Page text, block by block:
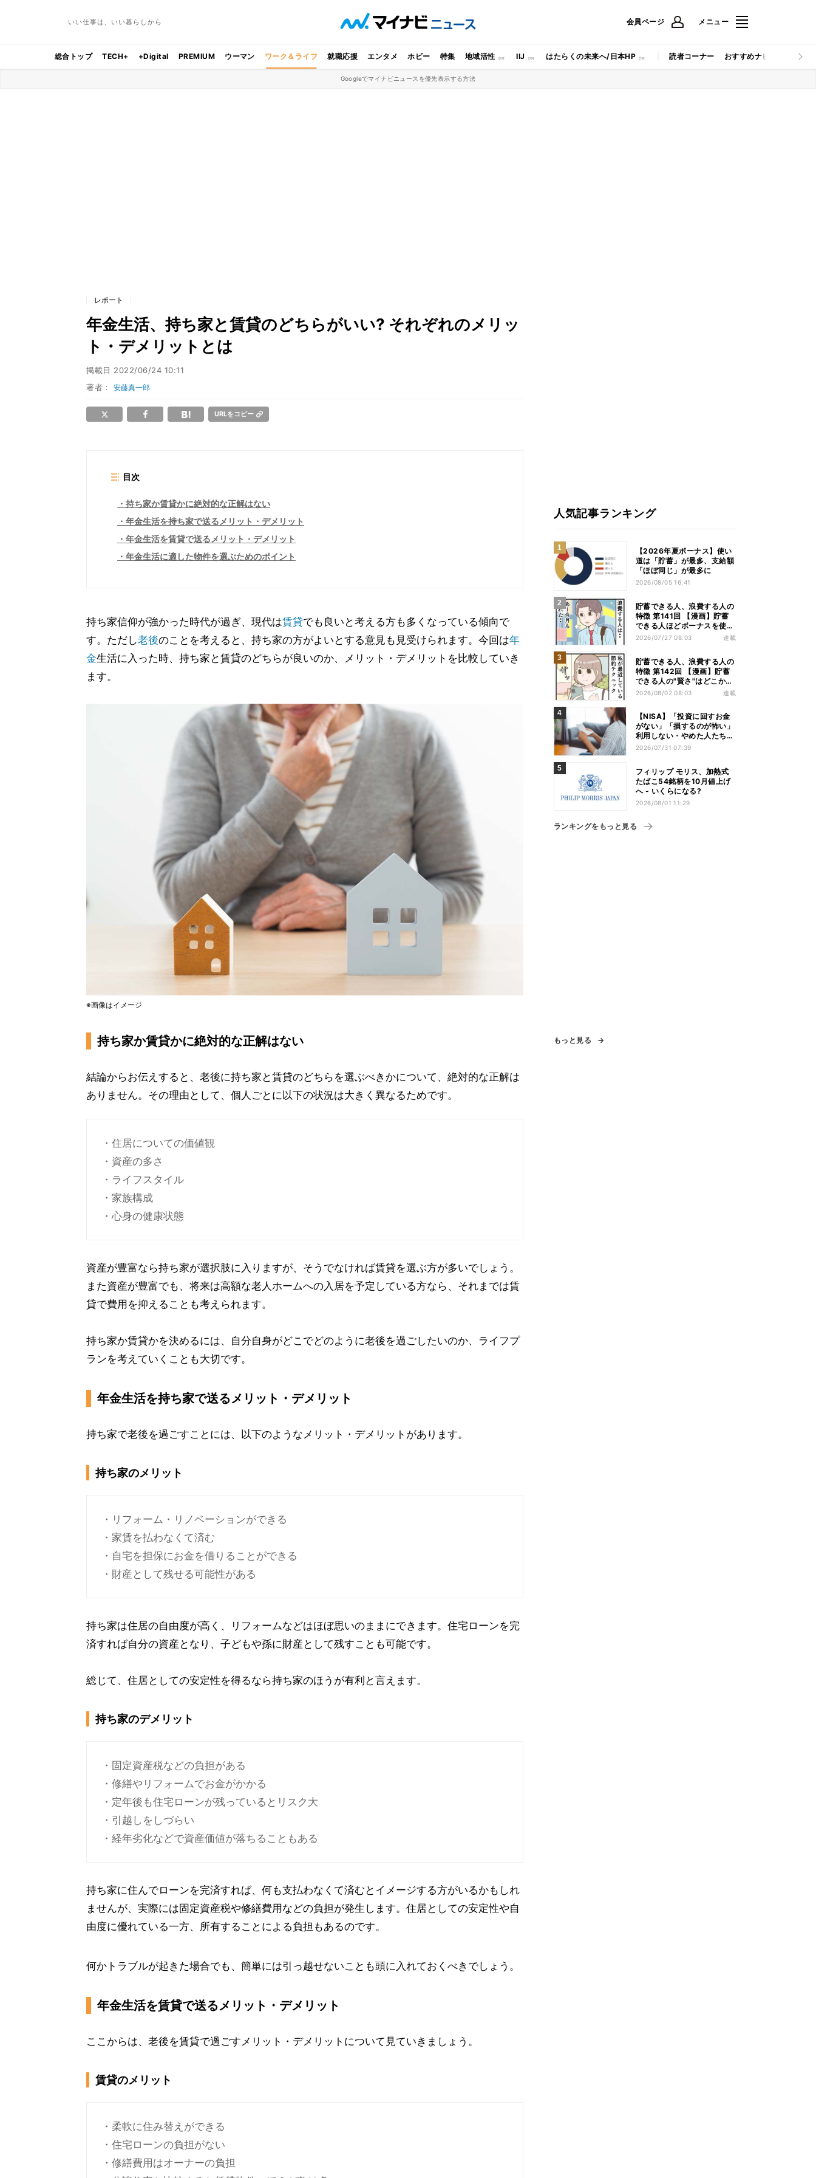
いい仕事は、いい暮らしから 会員ページ メニュー
総合トップ TECH+ +Digital PREMIUM ウーマン ワーク＆ライフ 就職応援 エンタメ ホビー 特集 地域活性 IIJ はたらくの未来へ/日本HP 読者コーナー おすすめナビ マイナビ
Googleでマイナビニュースを優先表示する方法
レポート
年金生活、持ち家と賃貸のどちらがいい? それぞれのメリッ
ト・デメリットとは
掲載日 2022/06/24 10:11
著者：安藤真一郎
URLをコピー
目次
持ち家か賃貸かに絶対的な正解はない
年金生活を持ち家で送るメリット・デメリット
年金生活を賃貸で送るメリット・デメリット
年金生活に適した物件を選ぶためのポイント
持ち家信仰が強かった時代が過ぎ、現代は賃貸でも良いと考える方も多くなっている傾向で
す。ただし老後のことを考えると、持ち家の方がよいとする意見も見受けられます。今回は年
金生活に入った時、持ち家と賃貸のどちらが良いのか、メリット・デメリットを比較していき
ます。
※画像はイメージ
持ち家か賃貸かに絶対的な正解はない
結論からお伝えすると、老後に持ち家と賃貸のどちらを選ぶべきかについて、絶対的な正解は
ありません。その理由として、個人ごとに以下の状況は大きく異なるためです。
・住居についての価値観
・資産の多さ
・ライフスタイル
・家族構成
・心身の健康状態
資産が豊富なら持ち家が選択肢に入りますが、そうでなければ賃貸を選ぶ方が多いでしょう。
また資産が豊富でも、将来は高額な老人ホームへの入居を予定している方なら、それまでは賃
貸で費用を抑えることも考えられます。
持ち家か賃貸かを決めるには、自分自身がどこでどのように老後を過ごしたいのか、ライフプ
ランを考えていくことも大切です。
年金生活を持ち家で送るメリット・デメリット
持ち家で老後を過ごすことには、以下のようなメリット・デメリットがあります。
持ち家のメリット
・リフォーム・リノベーションができる
・家賃を払わなくて済む
・自宅を担保にお金を借りることができる
・財産として残せる可能性がある
持ち家は住居の自由度が高く、リフォームなどはほぼ思いのままにできます。住宅ローンを完
済すれば自分の資産となり、子どもや孫に財産として残すことも可能です。
総じて、住居としての安定性を得るなら持ち家のほうが有利と言えます。
持ち家のデメリット
・固定資産税などの負担がある
・修繕やリフォームでお金がかかる
・定年後も住宅ローンが残っているとリスク大
・引越しをしづらい
・経年劣化などで資産価値が落ちることもある
持ち家に住んでローンを完済すれば、何も支払わなくて済むとイメージする方がいるかもしれ
ませんが、実際には固定資産税や修繕費用などの負担が発生します。住居としての安定性や自
由度に優れている一方、所有することによる負担もあるのです。
何かトラブルが起きた場合でも、簡単には引っ越せないことも頭に入れておくべきでしょう。
年金生活を賃貸で送るメリット・デメリット
ここからは、老後を賃貸で過ごすメリット・デメリットについて見ていきましょう。
賃貸のメリット
・柔軟に住み替えができる
・住宅ローンの負担がない
・修繕費用はオーナーの負担
人気記事ランキング
【2026年夏ボーナス】使い
道は「貯蓄」が最多、支給額
「ほぼ同じ」が最多に
2026/08/05 16:41
貯蓄できる人、浪費する人の
特徴 第141回 【漫画】貯蓄
できる人ほどボーナスを使
う!? その差は"買う目的"にあ
2026/07/27 08:03 連載
貯蓄できる人、浪費する人の
特徴 第142回 【漫画】貯蓄
できる人の"賢さ"はどこか
ら? スーパーでの意外な習慣
2026/08/02 08:03 連載
【NISA】「投資に回すお金
がない」「損するのが怖い」
利用しない・やめた人たちの
リアルな本音
2026/07/31 07:39
フィリップ モリス、加熱式
たばこ54銘柄を10月値上げ
へ - いくらになる?
2026/08/01 11:29
ランキングをもっと見る
もっと見る